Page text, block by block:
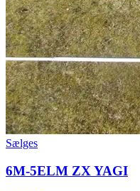
Sælges
6M-5ELM ZX YAGI